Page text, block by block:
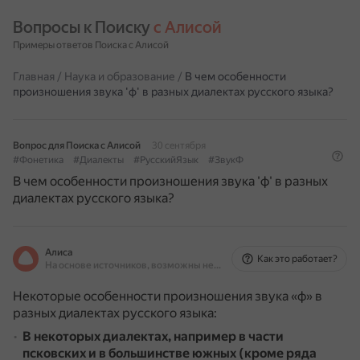
Вопросы к Поиску с Алисой
Примеры ответов Поиска с Алисой
Главная / Наука и образование / В чем особенности
произношения звука 'ф' в разных диалектах русского языка?
Вопрос для Поиска с Алисой
30 сентября
#Фонетика
#Диалекты #РусскийЯзык #ЗвукФ
В чем особенности произношения звука 'ф' в разных
диалектах русского языка?
Алиса
На основе источников, возможны неточности
Как это работает?
Некоторые особенности произношения звука «ф» в
разных диалектах русского языка:
В некоторых диалектах, например в части
псковских и в большинстве южных (кроме ряда